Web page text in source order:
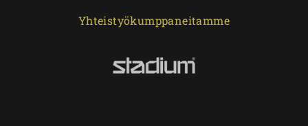
Yhteistyökumppaneitamme